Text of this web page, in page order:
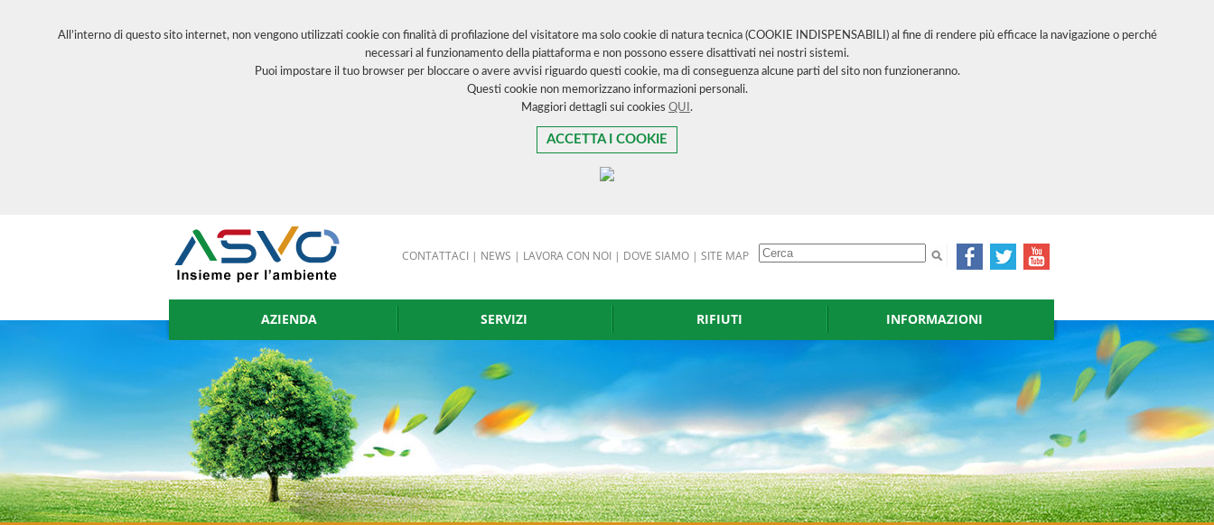
CONTATTACI | NEWS | LAVORA CON NOI | DOVE SIAMO | SITE MAP
All’interno di questo sito internet, non vengono utilizzati cookie con finalità di profilazione del visitatore ma solo cookie di natura tecnica (COOKIE INDISPENSABILI) al fine di rendere più efficace la navigazione o perché
necessari al funzionamento della piattaforma e non possono essere disattivati nei nostri sistemi.
Puoi impostare il tuo browser per bloccare o avere avvisi riguardo questi cookie, ma di conseguenza alcune parti del sito non funzioneranno.
Questi cookie non memorizzano informazioni personali.
Maggiori dettagli sui cookies QUI .
ACCETTA I COOKIE
AZIENDA SERVIZI RIFIUTI INFORMAZIONI